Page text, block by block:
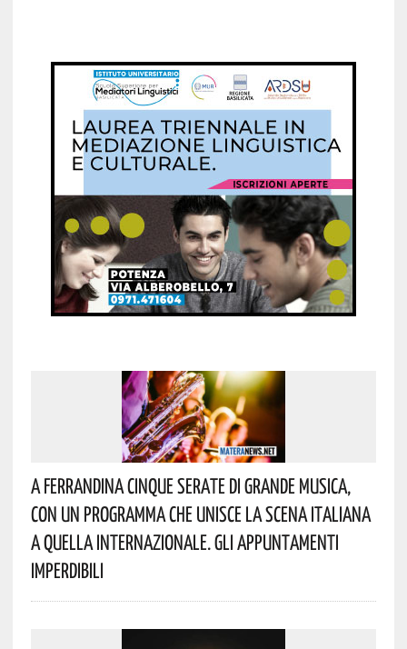
A Ferrandina Cinque Serate Di Grande Musica,
Con Un Programma Che Unisce La Scena Italiana
A Quella Internazionale. Gli Appuntamenti
Imperdibili